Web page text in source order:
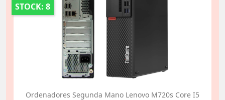
STOCK: 8
Ordenadores Segunda Mano Lenovo M720s Core I5